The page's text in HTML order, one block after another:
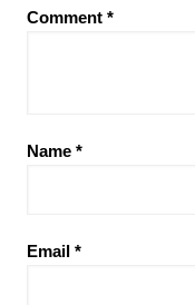
Comment *
Name *
Email *